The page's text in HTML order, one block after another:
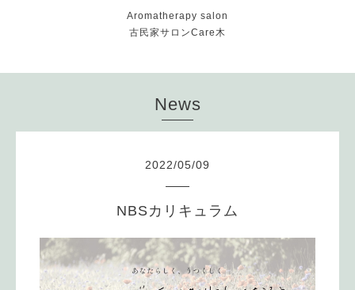
Aromatherapy salon
古民家サロンCare木
News
2022/05/09
NBSカリキュラム